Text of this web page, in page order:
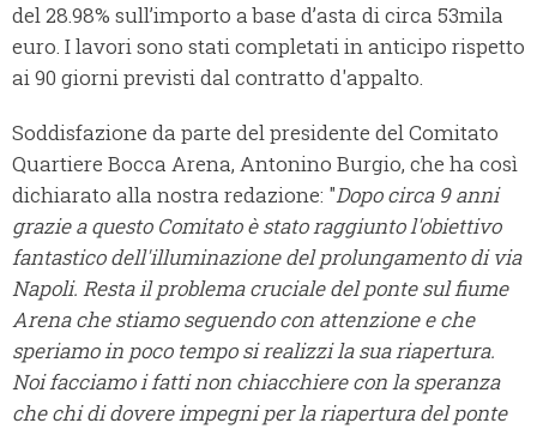
del 28.98% sull’importo a base d’asta di circa 53mila
euro. I lavori sono stati completati in anticipo rispetto
ai 90 giorni previsti dal contratto d'appalto.
Soddisfazione da parte del presidente del Comitato
Quartiere Bocca Arena, Antonino Burgio, che ha così
dichiarato alla nostra redazione: "Dopo circa 9 anni
grazie a questo Comitato è stato raggiunto l'obiettivo
fantastico dell'illuminazione del prolungamento di via
Napoli. Resta il problema cruciale del ponte sul fiume
Arena che stiamo seguendo con attenzione e che
speriamo in poco tempo si realizzi la sua riapertura.
Noi facciamo i fatti non chiacchiere con la speranza
che chi di dovere impegni per la riapertura del ponte